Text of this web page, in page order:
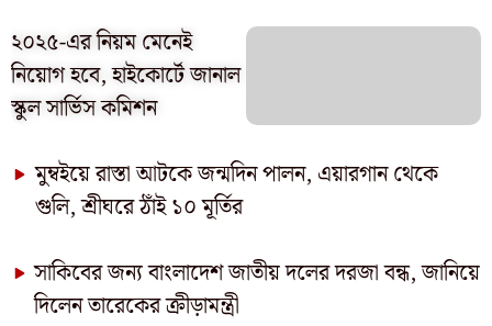
২০২৫-এর নিয়ম মেনেই
নিয়োগ হবে, হাইকোর্টে জানাল
স্কুল সার্ভিস কমিশন
মুম্বইয়ে রাস্তা আটকে জন্মদিন পালন, এয়ারগান থেকে
গুলি, শ্রীঘরে ঠাঁই ১০ মূর্তির
সাকিবের জন্য বাংলাদেশ জাতীয় দলের দরজা বন্ধ, জানিয়ে
দিলেন তারেকের ক্রীড়ামন্ত্রী